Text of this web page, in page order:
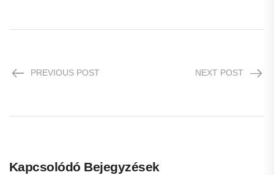
PREVIOUS POST NEXT POST
Kapcsolódó Bejegyzések